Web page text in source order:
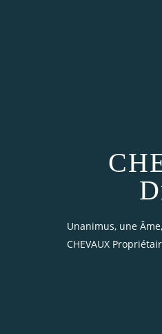
Unanimus, une
CHEVAUX